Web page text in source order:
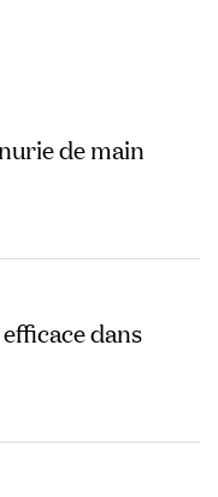
de main
dans